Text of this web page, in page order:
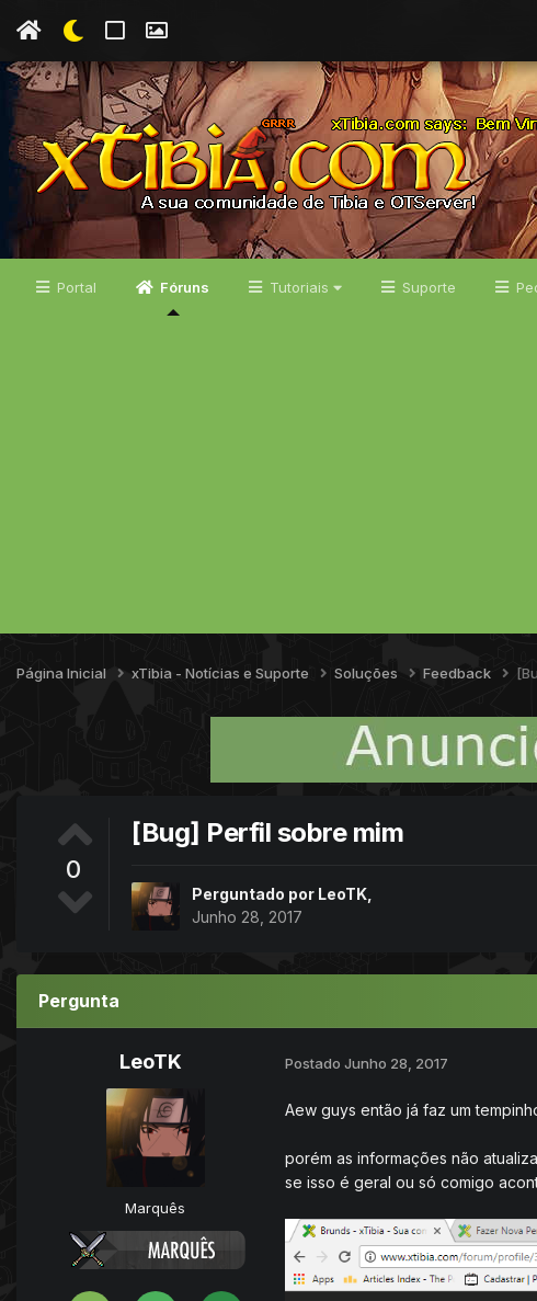
Portal Fóruns Tutoriais Suporte
Página Inicial xTibia - Notícias e Suporte Soluções Feedback
0
[Bug] Perfil sobre mim
Perguntado por LeoTK
Junho 28, 2017
Pergunta
LeoTK
Marquês
Postado Junho 28, 2017
Aew guys então já faz um
porém as informações não
se isso é geral ou só comigo